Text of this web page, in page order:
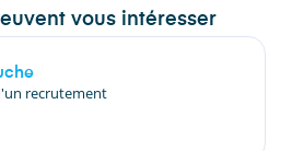
vous intéresser
recrutement